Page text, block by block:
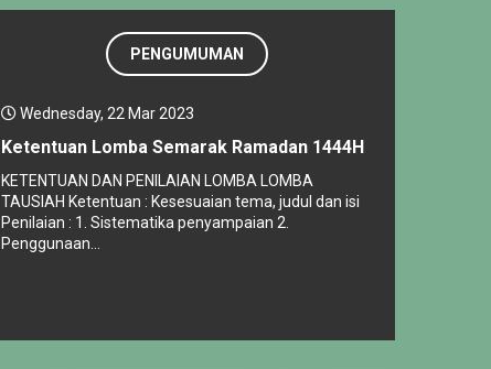
PENGUMUMAN
Wednesday, 22 Mar 2023
Ketentuan Lomba Semarak Ramadan 1444H
KETENTUAN DAN PENILAIAN LOMBA LOMBA
TAUSIAH Ketentuan : Kesesuaian tema, judul dan isi
Penilaian : 1. Sistematika penyampaian 2.
Penggunaan...